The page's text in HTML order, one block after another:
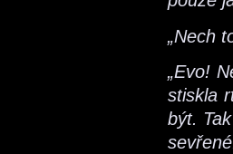
„Nech
„Evo!
stiskla
být.